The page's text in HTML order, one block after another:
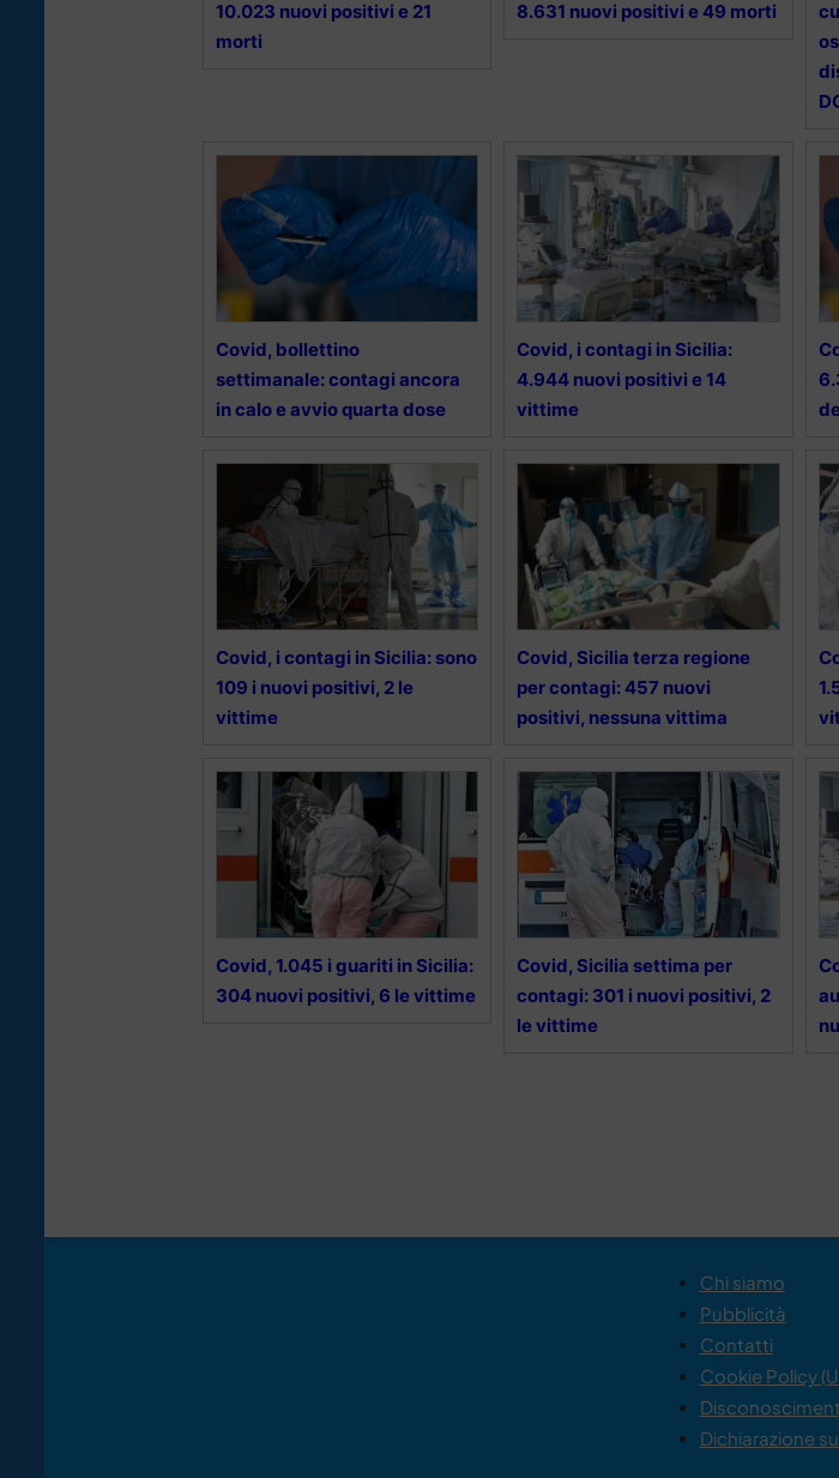
10.023 nuovi positivi e 21
morti
8.631 nuovi positivi e 49 morti
Covid, bollettino
settimanale: contagi ancora
in calo e avvio quarta dose
Covid, i contagi in Sicilia:
4.944 nuovi positivi e 14
vittime
Covid, i contagi in Sicilia: sono
109 i nuovi positivi, 2 le
vittime
Covid, Sicilia terza regione
per contagi: 457 nuovi
positivi, nessuna vittima
Covid, 1.045 i guariti in Sicilia:
304 nuovi positivi, 6 le vittime
Covid, Sicilia settima per
contagi: 301 i nuovi positivi, 2
le vittime
Chi siamo
Pubblicità
Contatti
Cookie Policy
Dichiarazione